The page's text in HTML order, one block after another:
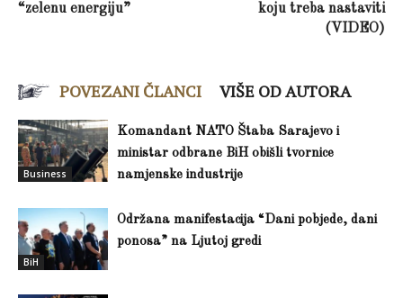
“zelenu energiju”
koju treba nastaviti
(VIDEO)
POVEZANI ČLANCI VIŠE OD AUTORA
Business
Komandant NATO Štaba Sarajevo i
ministar odbrane BiH obišli tvornice
namjenske industrije
BiH
Održana manifestacija “Dani pobjede, dani
ponosa” na Ljutoj gredi